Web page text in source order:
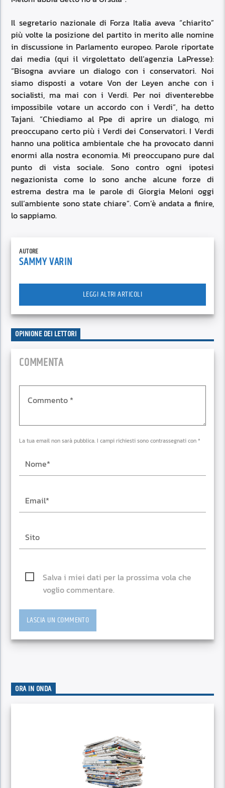
Il segretario nazionale di Forza Italia aveva “chiarito”
più volte la posizione del partito in merito alle nomine
in discussione in Parlamento europeo. Parole riportate
dai media (qui il virgolettato dell’agenzia LaPresse):
“Bisogna avviare un dialogo con i conservatori. Noi
siamo disposti a votare Von der Leyen anche con i
socialisti, ma mai con i Verdi. Per noi diventerebbe
impossibile votare un accordo con i Verdi”, ha detto
Tajani. “Chiediamo al Ppe di aprire un dialogo, mi
preoccupano certo più i Verdi dei Conservatori. I Verdi
hanno una politica ambientale che ha provocato danni
enormi alla nostra economia. Mi preoccupano pure dal
punto di vista sociale. Sono contro ogni ipotesi
negazionista come lo sono anche alcune forze di
estrema destra ma le parole di Giorgia Meloni oggi
sull’ambiente sono state chiare”. Com’è andata a finire,
lo sappiamo.
AUTORE
SAMMY VARIN
LEGGI ALTRI ARTICOLI
OPINIONE DEI LETTORI
COMMENTA
La tua email non sarà pubblica. I campi richiesti sono contrassegnati con *
Salva i miei dati per la prossima vola che
voglio commentare.
ORA IN ONDA